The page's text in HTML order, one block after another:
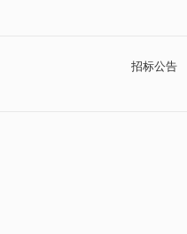
招标公告